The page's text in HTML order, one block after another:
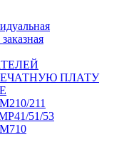
ПЛАТУ
211
51/53